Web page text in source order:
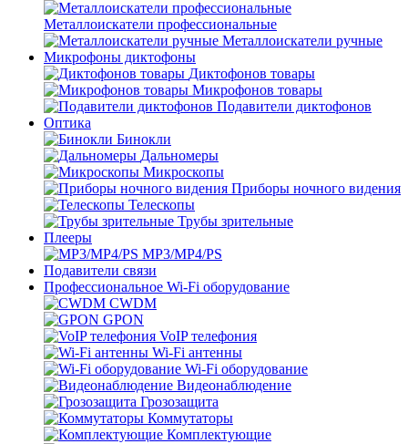
Металлоискатели профессиональные
Металлоискатели ручные
Микрофоны диктофоны
Диктофонов товары
Микрофонов товары
Подавители диктофонов
Оптика
Бинокли
Дальномеры
Микроскопы
Приборы ночного видения
Телескопы
Трубы зрительные
Плееры
MP3/MP4/PS
Подавители связи
Профессиональное Wi-Fi оборудование
CWDM
GPON
VoIP телефония
Wi-Fi антенны
Wi-Fi оборудование
Видеонаблюдение
Грозозащита
Коммутаторы
Комплектующие